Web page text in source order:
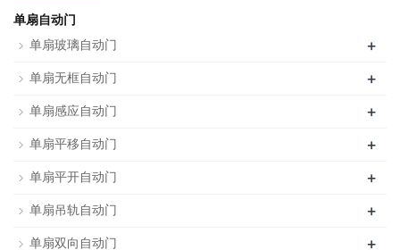
单扇自动门
单扇玻璃自动门
+
单扇无框自动门 +
单扇感应自动门 +
单扇平移自动门 +
单扇平开自动门 +
单扇吊轨自动门 +
单扇双向自动门 +